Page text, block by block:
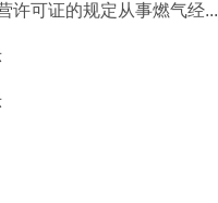
许可证的规定从事燃气经...